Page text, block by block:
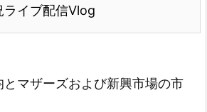
ライブ配信Vlog
マザーズおよび新興市場の市